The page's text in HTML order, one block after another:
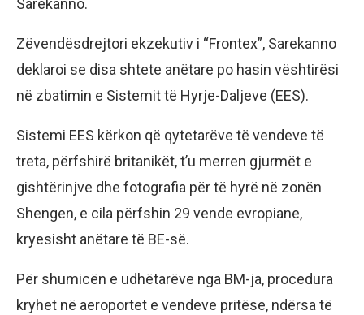
Sarekanno.
Zëvendësdrejtori ekzekutiv i “Frontex”, Sarekanno
deklaroi se disa shtete anëtare po hasin vështirësi
në zbatimin e Sistemit të Hyrje-Daljeve (EES).
Sistemi EES kërkon që qytetarëve të vendeve të
treta, përfshirë britanikët, t’u merren gjurmët e
gishtërinjve dhe fotografia për të hyrë në zonën
Shengen, e cila përfshin 29 vende evropiane,
kryesisht anëtare të BE-së.
Për shumicën e udhëtarëve nga BM-ja, procedura
kryhet në aeroportet e vendeve pritëse, ndërsa të